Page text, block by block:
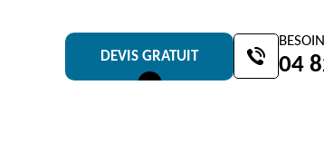
DEVIS GRATUIT 04